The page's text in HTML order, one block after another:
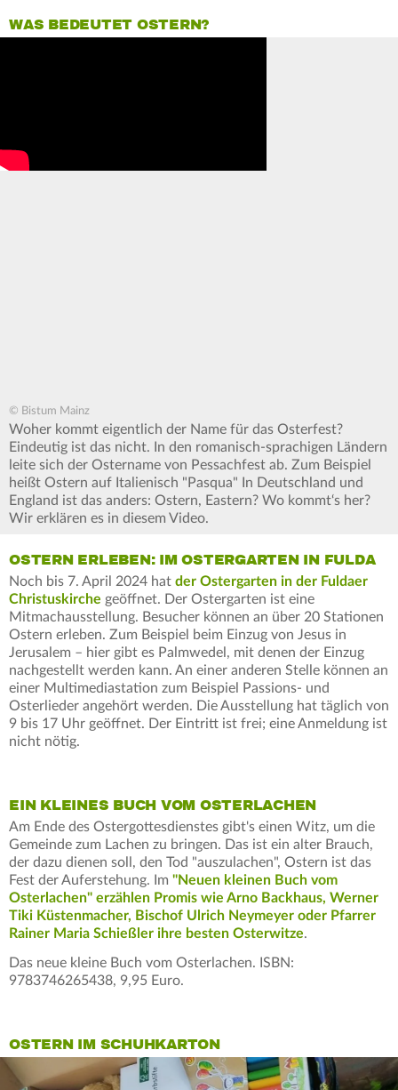
WAS BEDEUTET OSTERN?
© Bistum Mainz
Woher kommt eigentlich der Name für das Osterfest?
Eindeutig ist das nicht. In den romanisch-sprachigen Ländern
leite sich der Ostername von Pessachfest ab. Zum Beispiel
heißt Ostern auf Italienisch "Pasqua" In Deutschland und
England ist das anders: Ostern, Eastern? Wo kommt‘s her?
Wir erklären es in diesem Video.
OSTERN ERLEBEN: IM OSTERGARTEN IN FULDA
Noch bis 7. April 2024 hat der Ostergarten in der Fuldaer
Christuskirche geöffnet. Der Ostergarten ist eine
Mitmachausstellung. Besucher können an über 20 Stationen
Ostern erleben. Zum Beispiel beim Einzug von Jesus in
Jerusalem – hier gibt es Palmwedel, mit denen der Einzug
nachgestellt werden kann. An einer anderen Stelle können an
einer Multimediastation zum Beispiel Passions- und
Osterlieder angehört werden. Die Ausstellung hat täglich von
9 bis 17 Uhr geöffnet. Der Eintritt ist frei; eine Anmeldung ist
nicht nötig.
EIN KLEINES BUCH VOM OSTERLACHEN
Am Ende des Ostergottesdienstes gibt's einen Witz, um die
Gemeinde zum Lachen zu bringen. Das ist ein alter Brauch,
der dazu dienen soll, den Tod "auszulachen", Ostern ist das
Fest der Auferstehung. Im "Neuen kleinen Buch vom
Osterlachen" erzählen Promis wie Arno Backhaus, Werner
Tiki Küstenmacher, Bischof Ulrich Neymeyer oder Pfarrer
Rainer Maria Schießler ihre besten Osterwitze.
Das neue kleine Buch vom Osterlachen. ISBN:
9783746265438, 9,95 Euro.
OSTERN IM SCHUHKARTON